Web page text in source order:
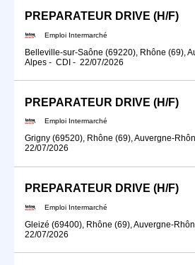
PREPARATEUR DRIVE (H/F)
Emploi Intermarché
Belleville-sur-Saône (69220), Rhône (69),
Alpes - CDI - 22/07/2026
PREPARATEUR DRIVE (H/F)
Emploi Intermarché
Grigny (69520), Rhône (69), Auvergne-
22/07/2026
PREPARATEUR DRIVE (H/F)
Emploi Intermarché
Gleizé (69400), Rhône (69), Auvergne-
22/07/2026